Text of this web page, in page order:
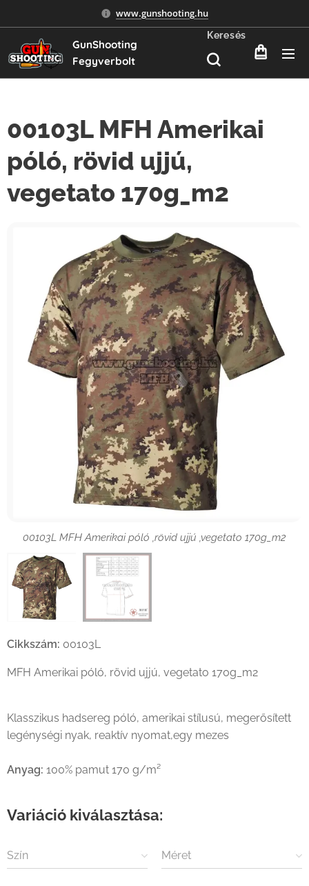
www.gunshooting.hu
GunShooting
Fegyverbolt
Keresés
00103L MFH Amerikai
póló, rövid ujjú,
vegetato 170g_m2
00103L MFH Amerikai póló ,rövid ujjú ,vegetato 170g_m2
00103L MFH Amerikai póló ,rövid ujjú ,vegetato 170g_m2
Cikkszám: 00103L
MFH Amerikai póló, rövid ujjú, vegetato 170g_m2
Klasszikus hadsereg póló, amerikai stílusú, megerősített
legénységi nyak, reaktív nyomat,egy mezes
Anyag: 100% pamut 170 g/m²
Variáció kiválasztása:
Szín Méret